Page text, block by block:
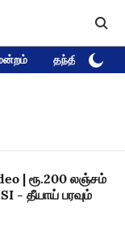
தந்தி டிவி
| ரூ.200 லஞ்சம்
- தீயாய் பரவும்